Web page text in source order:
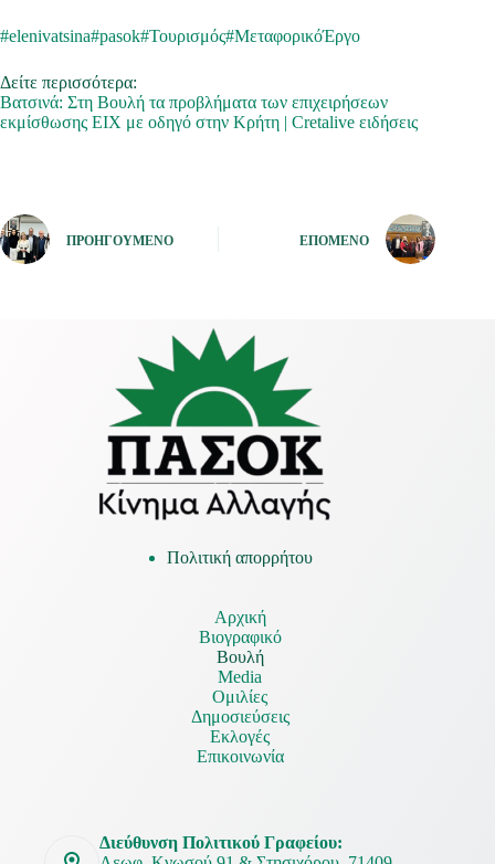
#elenivatsina#pasok#Τουρισμός#ΜεταφορικόΈργο
Δείτε περισσότερα:
Βατσινά: Στη Βουλή τα προβλήματα των επιχειρήσεων
εκμίσθωσης ΕΙΧ με οδηγό στην Κρήτη | Cretalive ειδήσεις
ΠΡΟΗΓΟΎΜΕΝΟ ΕΠΌΜΕΝΟ
Πολιτική απορρήτου
Αρχική
Βιογραφικό
Βουλή
Media
Ομιλίες
Δημοσιεύσεις
Εκλογές
Επικοινωνία
Διεύθυνση Πολιτικού Γραφείου: